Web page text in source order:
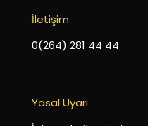
İletişim
0(264) 281 44 44
Yasal Uyarı